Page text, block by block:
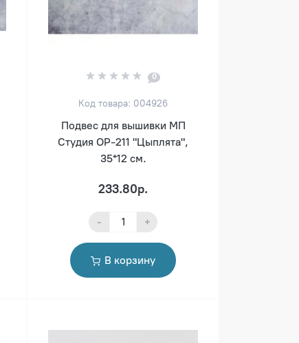
0
Код товара: 004926
Подвес для вышивки МП
Студия ОР-211 "Цыплята",
35*12 см.
233.80р.
- +
В корзину